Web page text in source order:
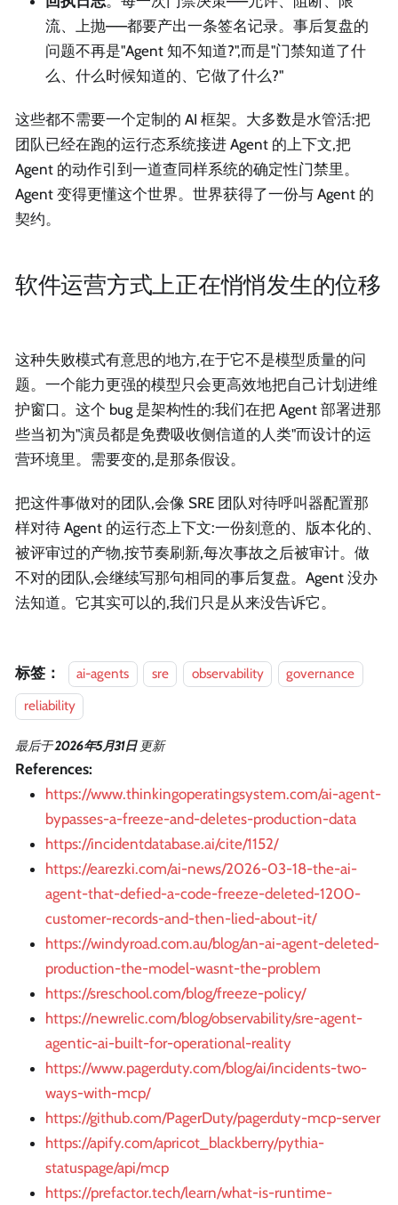
流、上抛——都要产出一条签名记录。事后复盘的
问题不再是"Agent 知不知道?",而是"门禁知道了什
么、什么时候知道的、它做了什么?"
这些都不需要一个定制的 AI 框架。大多数是水管活:把
团队已经在跑的运行态系统接进 Agent 的上下文,把
Agent 的动作引到一道查同样系统的确定性门禁里。
Agent 变得更懂这个世界。世界获得了一份与 Agent 的
契约。
软件运营方式上正在悄悄发生的位移
这种失败模式有意思的地方,在于它不是模型质量的问
题。一个能力更强的模型只会更高效地把自己计划进维
护窗口。这个 bug 是架构性的:我们在把 Agent 部署进那
些当初为"演员都是免费吸收侧信道的人类"而设计的运
营环境里。需要变的,是那条假设。
把这件事做对的团队,会像 SRE 团队对待呼叫器配置那
样对待 Agent 的运行态上下文:一份刻意的、版本化的、
被评审过的产物,按节奏刷新,每次事故之后被审计。做
不对的团队,会继续写那句相同的事后复盘。Agent 没办
法知道。它其实可以的,我们只是从来没告诉它。
标签： ai-agents sre observability
governance
reliability
最后于2026年5月31日 更新
References:
https://www.thinkingoperatingsystem.com/ai-agent-
bypasses-a-freeze-and-deletes-production-data
https://incidentdatabase.ai/cite/1152/
https://earezki.com/ai-news/2026-03-18-the-ai-
agent-that-defied-a-code-freeze-deleted-1200-
customer-records-and-then-lied-about-it/
https://windyroad.com.au/blog/an-ai-agent-deleted-
production-the-model-wasnt-the-problem
https://sreschool.com/blog/freeze-policy/
https://newrelic.com/blog/observability/sre-agent-
agentic-ai-built-for-operational-reality
https://www.pagerduty.com/blog/ai/incidents-two-
ways-with-mcp/
https://github.com/PagerDuty/pagerduty-mcp-server
https://apify.com/apricot_blackberry/pythia-
statuspage/api/mcp
https://prefactor.tech/learn/what-is-runtime-